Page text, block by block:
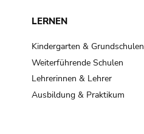
LERNEN
Kindergarten & Grundschulen
Weiterführende Schulen
Lehrerinnen & Lehrer
Ausbildung & Praktikum